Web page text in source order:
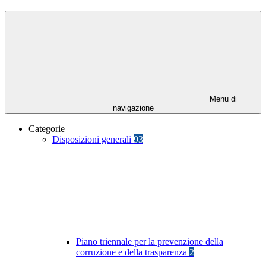
Menu di
navigazione
Categorie
Disposizioni generali 93
Piano triennale per la prevenzione della
corruzione e della trasparenza 2